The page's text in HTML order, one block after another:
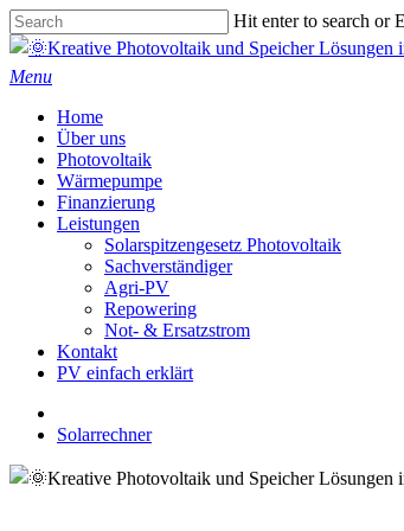
Skip
to
main
content
Hit enter to search or
Close
Menu
Home
Über uns
Photovoltaik
Wärmepumpe
Finanzierung
Leistungen
Solarspitzengesetz Photovoltaik
Sachverständiger
Agri-PV
Repowering
Not- & Ersatzstrom
Kontakt
PV einfach erklärt
Solarrechner